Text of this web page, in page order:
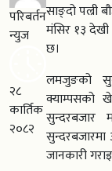
परिबर्तन
न्युज
२८
कार्तिक
२०८२
साङ्दो पल्री
मंसिर १३
छ।
लमजुङको
क्याम्पसको
जानकारी